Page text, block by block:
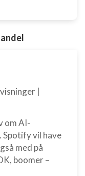
|
om AI-
Spotify vil have
med på
boomer –